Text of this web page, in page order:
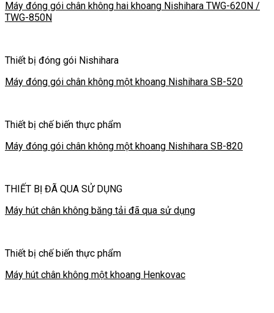
Máy đóng gói chân không hai khoang Nishihara TWG-620N /
TWG-850N
Thiết bị đóng gói Nishihara
Máy đóng gói chân không một khoang Nishihara SB-520
Thiết bị chế biến thực phẩm
Máy đóng gói chân không một khoang Nishihara SB-820
THIẾT BỊ ĐÃ QUA SỬ DỤNG
Máy hút chân không băng tải đã qua sử dụng
Thiết bị chế biến thực phẩm
Máy hút chân không một khoang Henkovac